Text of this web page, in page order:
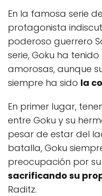
En la famosa serie
protagonista
poderoso guerrero
serie, Goku ha
amorosas, aunque
siempre ha sido la
En primer lugar,
entre Goku y su
pesar de estar del
batalla, Goku
preocupación por
sacrificando su
Raditz.